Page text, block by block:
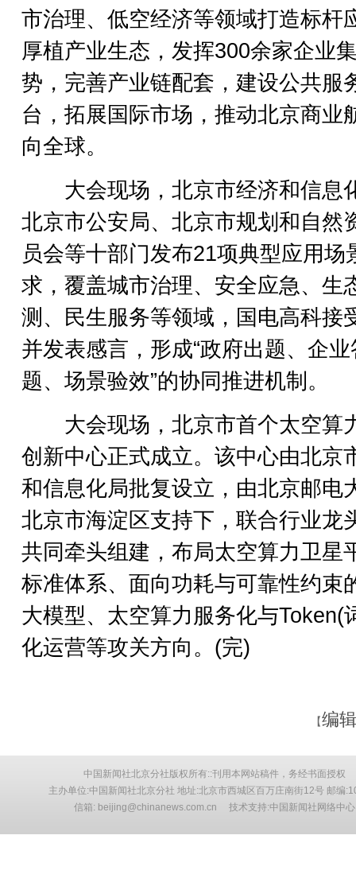
市治理、低空经济等领域打造标杆
厚植产业生态，发挥300余家企业
势，完善产业链配套，建设公共服
台，拓展国际市场，推动北京商业
向全球。
大会现场，北京市经济和信息
北京市公安局、北京市规划和自然
员会等十部门发布21项典型应用场
求，覆盖城市治理、安全应急、生
测、民生服务等领域，国电高科接
并发表感言，形成“政府出题、企业
题、场景验效”的协同推进机制。
大会现场，北京市首个太空算
创新中心正式成立。该中心由北京
和信息化局批复设立，由北京邮电
北京市海淀区支持下，联合行业龙
共同牵头组建，布局太空算力卫星
标准体系、面向功耗与可靠性约束
大模型、太空算力服务化与Token(
化运营等攻关方向。(完)
【编
中国新闻社北京分社版权所有::刊用本网站稿件，务经书面授权
主办单位:中国新闻社北京分社 地址:北京市西城区百万庄南街12号 邮编
信箱: beijing@chinanews.com.cn 技术支持:中国新闻社网络中心